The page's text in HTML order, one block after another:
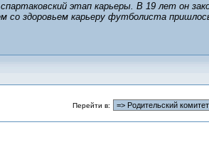
этап карьеры. В 19 лет он
здоровьем карьеру футболиста
Перейти в: